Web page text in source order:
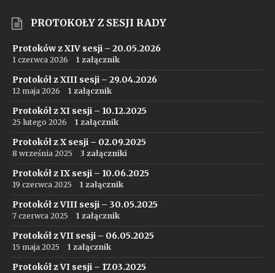
PROTOKOŁY Z SESJI RADY
Protoków z XIV sesji – 20.05.2026
1 czerwca 2026 1 załącznik
Protokół z XIII sesji – 29.04.2026
12 maja 2026 1 załącznik
Protokół z XI sesji – 10.12.2025
25 lutego 2026 1 załącznik
Protokół z X sesji – 02.09.2025
8 września 2025 3 załączniki
Protokół z IX sesji – 10.06.2025
19 czerwca 2025 1 załącznik
Protokół z VIII sesji – 30.05.2025
7 czerwca 2025 1 załącznik
Protokół z VII sesji – 06.05.2025
15 maja 2025 1 załącznik
Protokół z VI sesji – 17.03.2025